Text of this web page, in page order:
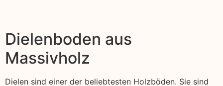
Dielenboden aus
Massivholz
Dielen sind einer der beliebtesten Holzböden. Sie sind